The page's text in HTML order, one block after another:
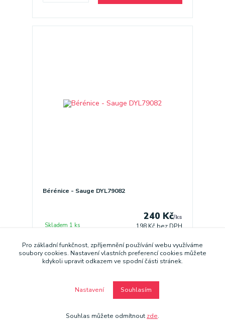
Bérénice - Sauge DYL79082
240 Kč/ks
198 Kč bez DPH
Skladem 1 ks
Přidat do košíku
Pro základní funkčnost, zpříjemnění používání webu využíváme
soubory cookies. Nastavení vlastních preferencí cookies můžete
kdykoli upravit odkazem ve spodní části stránek.
Nastavení Souhlasím
Souhlas můžete odmítnout zde.